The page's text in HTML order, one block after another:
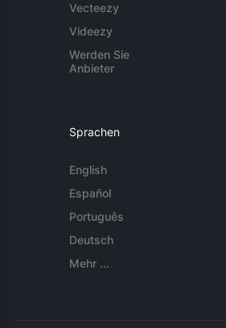
Vecteezy
Videezy
Werden Sie
Anbieter
Sprachen
English
Español
Português
Deutsch
Mehr ...